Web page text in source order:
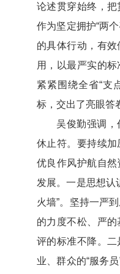
论述贯穿始终，
作为坚定拥护“两
的具体行动，有
用，以最严实的
紧紧围绕全省“支
标，交出了亮眼答
吴俊勤强调，
休止符。要持续
优良作风护航自
发展。一是思想认
火墙”。坚持一严
的力度不松、严的
评的标准不降。
业、群众的“服务